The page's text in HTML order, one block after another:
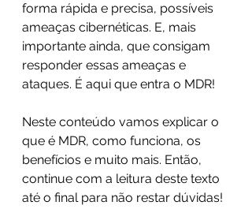
forma rápida e precisa, possíveis
ameaças cibernéticas. E, mais
importante ainda, que consigam
responder essas ameaças e
ataques. É aqui que entra o MDR!
Neste conteúdo vamos explicar o
que é MDR, como funciona, os
benefícios e muito mais. Então,
continue com a leitura deste texto
até o final para não restar dúvidas!